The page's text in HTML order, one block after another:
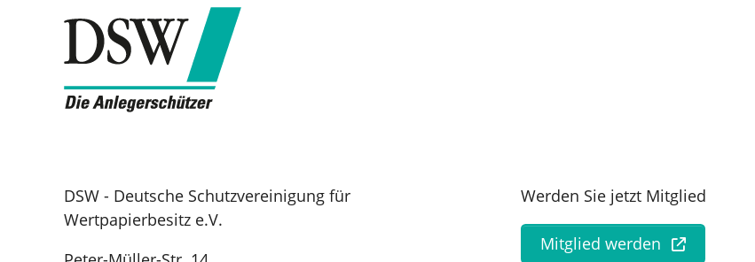
DSW - Deutsche Schutzvereinigung für
Wertpapierbesitz e.V.
Werden Sie jetzt Mitglied
Mitglied werden